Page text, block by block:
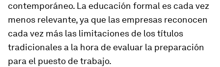
contemporáneo. La educación formal es cada vez
menos relevante, ya que las empresas reconocen
cada vez más las limitaciones de los títulos
tradicionales a la hora de evaluar la preparación
para el puesto de trabajo.